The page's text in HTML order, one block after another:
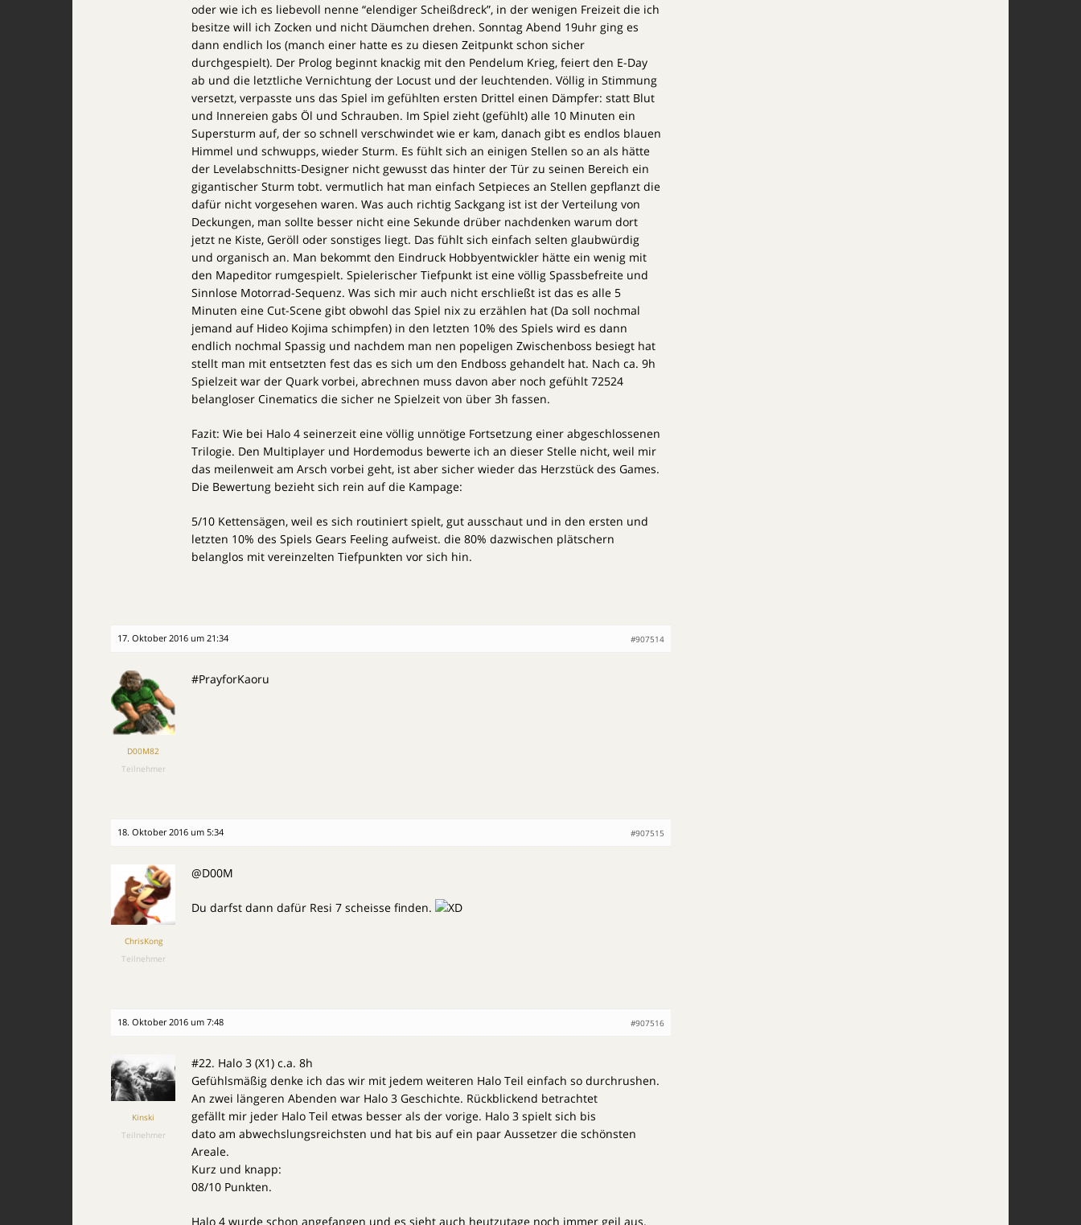
oder wie ich es liebevoll nenne “elendiger Scheißdreck”, in der wenigen Freizeit die ich
besitze will ich Zocken und nicht Däumchen drehen. Sonntag Abend 19uhr ging es
dann endlich los (manch einer hatte es zu diesen Zeitpunkt schon sicher
durchgespielt). Der Prolog beginnt knackig mit den Pendelum Krieg, feiert den E-Day
ab und die letztliche Vernichtung der Locust und der leuchtenden. Völlig in Stimmung
versetzt, verpasste uns das Spiel im gefühlten ersten Drittel einen Dämpfer: statt Blut
und Innereien gabs Öl und Schrauben. Im Spiel zieht (gefühlt) alle 10 Minuten ein
Supersturm auf, der so schnell verschwindet wie er kam, danach gibt es endlos blauen
Himmel und schwupps, wieder Sturm. Es fühlt sich an einigen Stellen so an als hätte
der Levelabschnitts-Designer nicht gewusst das hinter der Tür zu seinen Bereich ein
gigantischer Sturm tobt. vermutlich hat man einfach Setpieces an Stellen gepflanzt die
dafür nicht vorgesehen waren. Was auch richtig Sackgang ist ist der Verteilung von
Deckungen, man sollte besser nicht eine Sekunde drüber nachdenken warum dort
jetzt ne Kiste, Geröll oder sonstiges liegt. Das fühlt sich einfach selten glaubwürdig
und organisch an. Man bekommt den Eindruck Hobbyentwickler hätte ein wenig mit
den Mapeditor rumgespielt. Spielerischer Tiefpunkt ist eine völlig Spassbefreite und
Sinnlose Motorrad-Sequenz. Was sich mir auch nicht erschließt ist das es alle 5
Minuten eine Cut-Scene gibt obwohl das Spiel nix zu erzählen hat (Da soll nochmal
jemand auf Hideo Kojima schimpfen) in den letzten 10% des Spiels wird es dann
endlich nochmal Spassig und nachdem man nen popeligen Zwischenboss besiegt hat
stellt man mit entsetzten fest das es sich um den Endboss gehandelt hat. Nach ca. 9h
Spielzeit war der Quark vorbei, abrechnen muss davon aber noch gefühlt 72524
belangloser Cinematics die sicher ne Spielzeit von über 3h fassen.
Fazit: Wie bei Halo 4 seinerzeit eine völlig unnötige Fortsetzung einer abgeschlossenen
Trilogie. Den Multiplayer und Hordemodus bewerte ich an dieser Stelle nicht, weil mir
das meilenweit am Arsch vorbei geht, ist aber sicher wieder das Herzstück des Games.
Die Bewertung bezieht sich rein auf die Kampage:
5/10 Kettensägen, weil es sich routiniert spielt, gut ausschaut und in den ersten und
letzten 10% des Spiels Gears Feeling aufweist. die 80% dazwischen plätschern
belanglos mit vereinzelten Tiefpunkten vor sich hin.
17. Oktober 2016 um 21:34 #907514
D00M82
Teilnehmer
#PrayforKaoru
18. Oktober 2016 um 5:34 #907515
ChrisKong
Teilnehmer
@D00M
Du darfst dann dafür Resi 7 scheisse finden.
18. Oktober 2016 um 7:48 #907516
Kinski
Teilnehmer
#22. Halo 3 (X1) c.a. 8h
Gefühlsmäßig denke ich das wir mit jedem weiteren Halo Teil einfach so durchrushen.
An zwei längeren Abenden war Halo 3 Geschichte. Rückblickend betrachtet
gefällt mir jeder Halo Teil etwas besser als der vorige. Halo 3 spielt sich bis
dato am abwechslungsreichsten und hat bis auf ein paar Aussetzer die schönsten
Areale.
Kurz und knapp:
08/10 Punkten.
Halo 4 wurde schon angefangen und es sieht auch heutzutage noch immer geil aus.